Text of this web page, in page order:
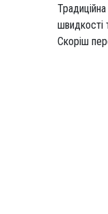
швидкості
Скоріш